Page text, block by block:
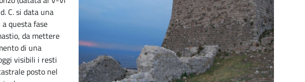
C. si data una
questa fase
da mettere
di una
visibili i resti
posto nel